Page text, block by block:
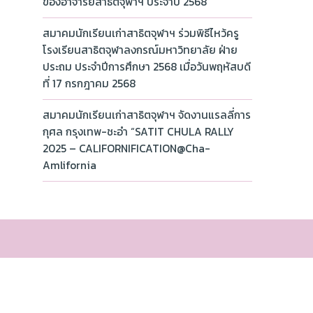
สมาคมนักเรียนเก่าสาธิตจุฬาฯ ร่วมพิธีไหว้ครู
โรงเรียนสาธิตจุฬาลงกรณ์มหาวิทยาลัย ฝ่าย
ประถม ประจำปีการศึกษา 2568 เมื่อวันพฤหัสบดี
ที่ 17 กรกฎาคม 2568
สมาคมนักเรียนเก่าสาธิตจุฬาฯ จัดงานแรลลี่การ
กุศล กรุงเทพ-ชะอำ “SATIT CHULA RALLY
2025 – CALIFORNIFICATION@Cha-
Amlifornia